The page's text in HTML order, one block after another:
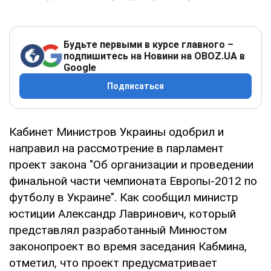
Будьте первыми в курсе главного –
подпишитесь на Новини на OBOZ.UA в
Google
Подписаться
Кабинет Министров Украины одобрил и
направил на рассмотрение в парламент
проект закона "Об организации и проведении
финальной части чемпионата Европы-2012 по
футболу в Украине". Как сообщил министр
юстиции Александр Лавринович, который
представлял разработанный Минюстом
законопроект во время заседания Кабмина,
отметил, что проект предусматривает